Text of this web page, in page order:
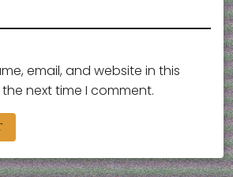
email, and website in this
next time I comment.